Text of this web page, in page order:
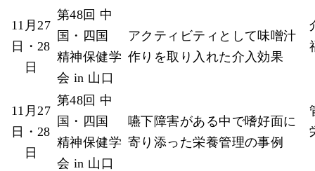
11月27
日・28
日
第48回 中
国・四国
精神保健学
会 in 山口
アクティビティとして味噌汁
作りを取り入れた介入効果
11月27
日・28
日
第48回 中
国・四国
精神保健学
会 in 山口
嚥下障害がある中で嗜好面に
寄り添った栄養管理の事例